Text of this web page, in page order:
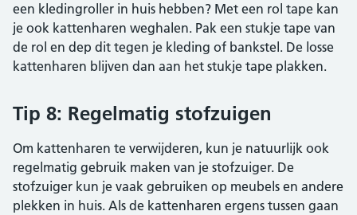
een kledingroller in huis hebben? Met een rol tape kan
je ook kattenharen weghalen. Pak een stukje tape van
de rol en dep dit tegen je kleding of bankstel. De losse
kattenharen blijven dan aan het stukje tape plakken.
Tip 8: Regelmatig stofzuigen
Om kattenharen te verwijderen, kun je natuurlijk ook
regelmatig gebruik maken van je stofzuiger. De
stofzuiger kun je vaak gebruiken op meubels en andere
plekken in huis. Als de kattenharen ergens tussen gaan